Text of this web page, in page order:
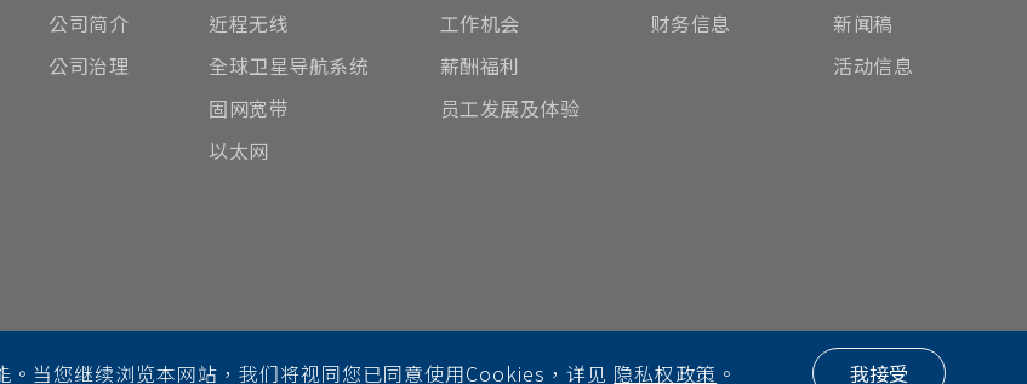
当您继续浏览本网站，我们将视同您已同意使用Cookies，详见 隐私权政策 。 我接受
公司简介
公司治理
近程无线
全球卫星导航系统
固网宽带
以太网
工作机会
薪酬福利
员工发展及体验
财务信息
新闻稿
活动信息